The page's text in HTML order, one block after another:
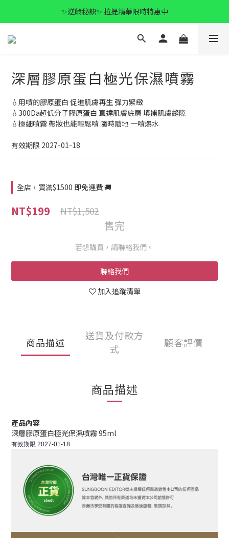
✨逆齡秘訣✨ 拉提精華限時特惠中
✨逆齡秘訣✨ 拉提精華限時特惠中
全館滿$1500 免運🚚
深層膠原蛋白極光保濕噴霧
💧用噴的膠原蛋白 促進肌膚再生 彈力緊緻
💧300Da超低分子膠原蛋白 直達肌膚底層 填補肌膚縫隙
💧極細噴霧 帶妝也能輕鬆噴 隨時隨地 一噴爆水
有效期限 2027-01-18
全店，買滿$1500 即免運費 🚚
NT$199 NT$1,502
售完
若想購買，請聯絡我們。
聯絡我們
加入追蹤清單
商品描述
送貨及付款方
式
顧客評價
商品描述
產品內容
深層膠原蛋白極光保濕噴霧 95ml
有效期限 2027-01-18